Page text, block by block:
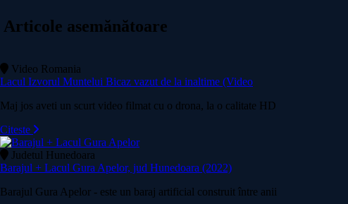
Articole asemănătoare
Video Romania
Lacul Izvorul Muntelui Bicaz vazut de la inaltime (Video
Maj jos aveti un scurt video filmat cu o drona, la o calitate HD
Citeste
Judetul Hunedoara
Barajul + Lacul Gura Apelor, jud Hunedoara (2022)
Barajul Gura Apelor - este un baraj artificial construit între anii